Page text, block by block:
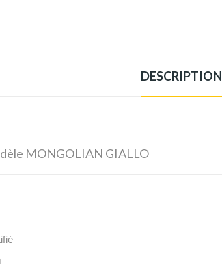
DESCRIPTION
MONGOLIAN GIALLO